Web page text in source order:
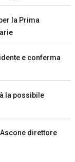
la Prima
e conferma
la possibile
direttore